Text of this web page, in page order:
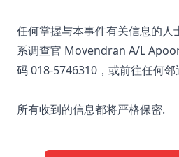
任何掌握与本事件有关信息的人
系调查官 Movendran A/L
码 018-5746310，或前往任何
所有收到的信息都将严格保密.